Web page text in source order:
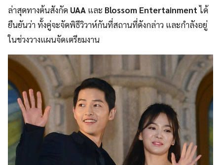
ล่าสุดทางต้นสังกัด UAA และ Blossom Entertainmentได้
ยืนยันว่า ทั้งคู่จะจัดพิธีวิวาห์กันที่สถานที่ดังกล่าว และกำลังอยู่
ในช่วงวางแผนจัดเตรียมงาน